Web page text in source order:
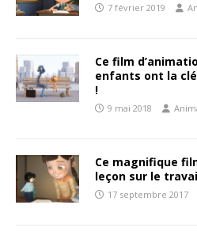
7 février 2019
Ce film
enfants ont la
!
9 mai 2018
Ce magnifique
leçon sur le
17 septembre 2017